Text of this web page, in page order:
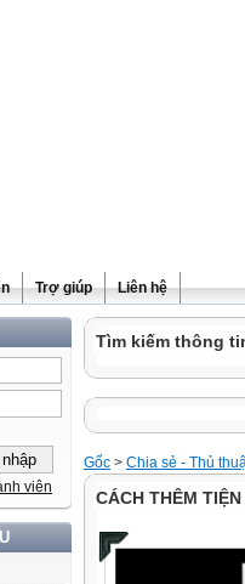
Trợ giúp Liên hệ
viên
Tìm kiếm thông
Gốc > Chia sẻ - Thủ
CÁCH THÊM